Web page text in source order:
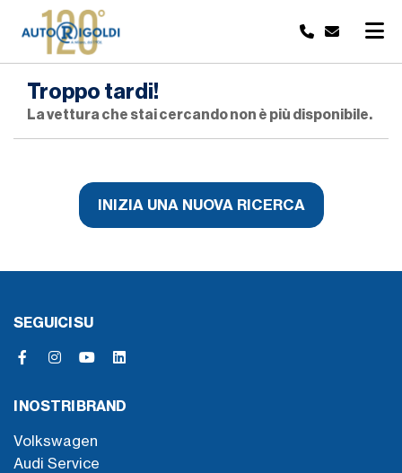
Troppo tardi!
La vettura che stai cercando non è più disponibile.
INIZIA UNA NUOVA RICERCA
SEGUICI SU
I NOSTRI BRAND
Volkswagen
Audi Service